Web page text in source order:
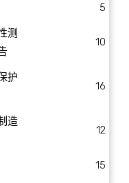
5
测
10
护
16
造
12
15